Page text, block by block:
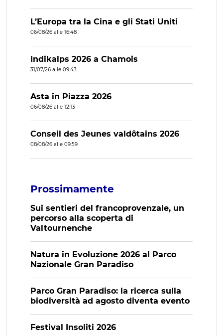
L’Europa tra la Cina e gli Stati Uniti
06/08/26 alle 16:48
Indikalps 2026 a Chamois
31/07/26 alle 09:43
Asta in Piazza 2026
06/08/26 alle 12:13
Conseil des Jeunes valdôtains 2026
08/08/26 alle 09:59
Prossimamente
Sui sentieri del francoprovenzale, un
percorso alla scoperta di
Valtournenche
Natura in Evoluzione 2026 al Parco
Nazionale Gran Paradiso
Parco Gran Paradiso: la ricerca sulla
biodiversità ad agosto diventa evento
Festival Insoliti 2026